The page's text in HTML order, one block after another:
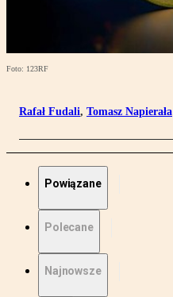
Foto: 123RF
Rafał Fudali, Tomasz Napierała
Powiązane
Polecane
Najnowsze